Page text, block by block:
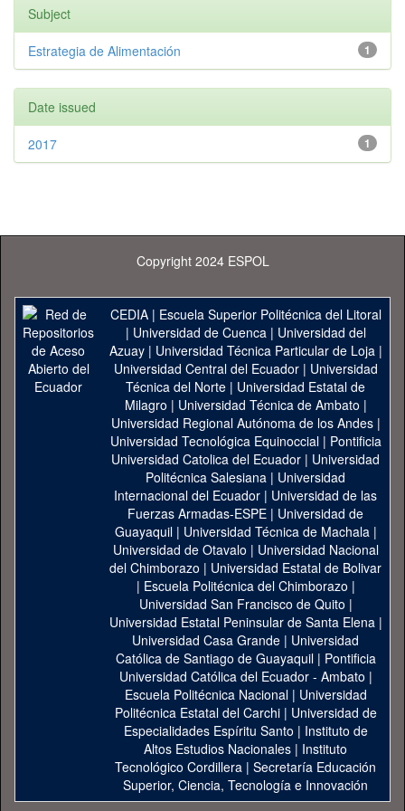
Subject
1
Estrategia de Alimentación
Date issued
1
2017
Copyright 2024 ESPOL
CEDIA| Escuela Superior Politécnica del Litoral
| Universidad de Cuenca| Universidad del
Azuay| Universidad Técnica Particular de Loja|
Universidad Central del Ecuador| Universidad
Técnica del Norte | Universidad Estatal de
Milagro | Universidad Técnica de Ambato |
Universidad Regional Autónoma de los Andes|
Universidad Tecnológica Equinoccial| Pontificia
Universidad Catolica del Ecuador | Universidad
Politécnica Salesiana | Universidad
Internacional del Ecuador | Universidad de las
Fuerzas Armadas-ESPE | Universidad de
Guayaquil| Universidad Técnica de Machala|
Universidad de Otavalo | Universidad Nacional
del Chimborazo | Universidad Estatal de Bolivar
| Escuela Politécnica del Chimborazo |
Universidad San Francisco de Quito |
Universidad Estatal Peninsular de Santa Elena|
Universidad Casa Grande | Universidad
Católica de Santiago de Guayaquil| Pontificia
Universidad Católica del Ecuador - Ambato |
Escuela Politécnica Nacional| Universidad
Politécnica Estatal del Carchi| Universidad de
Especialidades Espíritu Santo | Instituto de
Altos Estudios Nacionales | Instituto
Tecnológico Cordillera | Secretaría Educación
Superior, Ciencia, Tecnología e Innovación